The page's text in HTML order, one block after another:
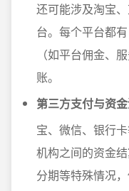
还可能涉及淘宝
台。每个平台都
（如平台佣金、
账。
第三方支付与资金
宝、微信、银行
机构之间的资金
分期等特殊情况